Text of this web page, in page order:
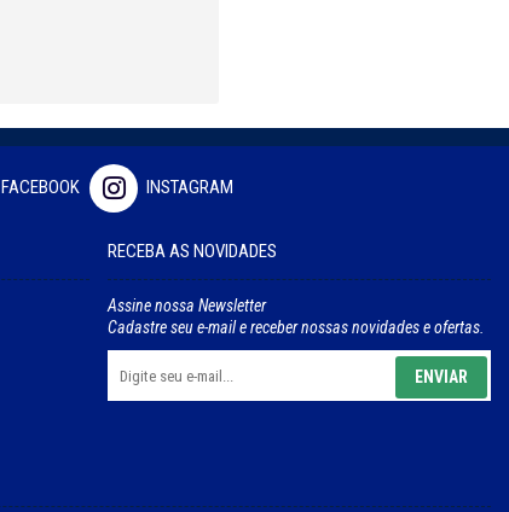
FACEBOOK INSTAGRAM
RECEBA AS NOVIDADES
Assine nossa Newsletter
Cadastre seu e-mail e receber nossas novidades e ofertas.
ENVIAR